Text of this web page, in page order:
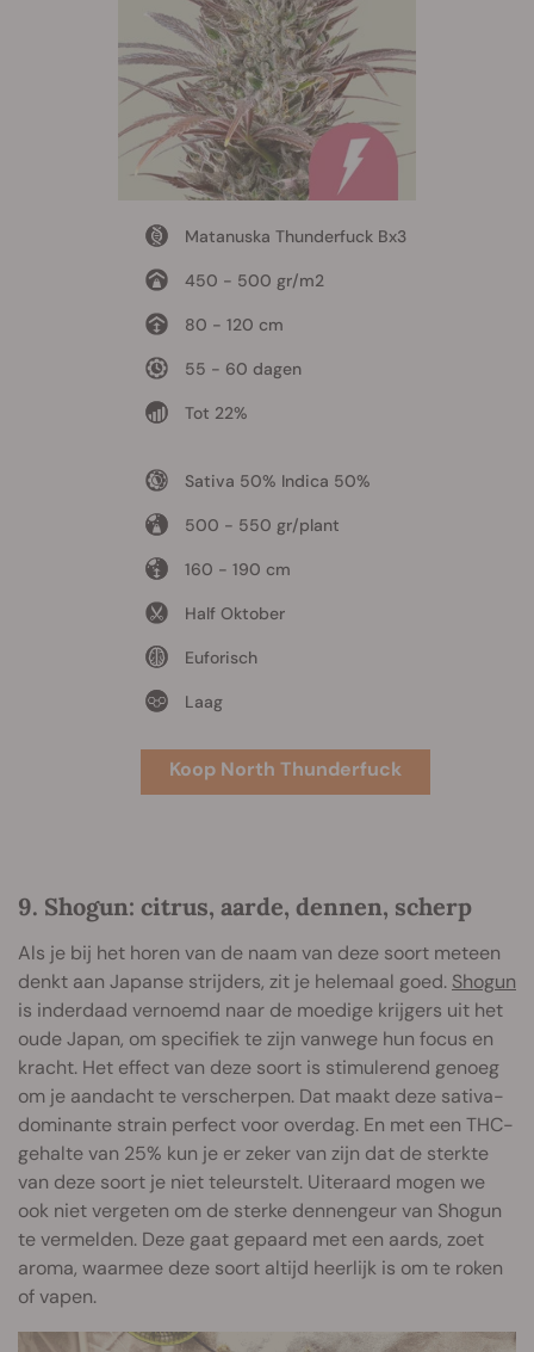
Matanuska Thunderfuck Bx3
450 - 500 gr/m2
80 - 120 cm
55 - 60 dagen
Tot 22%
Sativa 50% Indica 50%
500 - 550 gr/plant
160 - 190 cm
Half Oktober
Euforisch
Laag
Koop North Thunderfuck
9. Shogun: citrus, aarde, dennen, scherp
Als je bij het horen van de naam van deze soort meteen
denkt aan Japanse strijders, zit je helemaal goed. Shogun
is inderdaad vernoemd naar de moedige krijgers uit het
oude Japan, om specifiek te zijn vanwege hun focus en
kracht. Het effect van deze soort is stimulerend genoeg
om je aandacht te verscherpen. Dat maakt deze sativa-
dominante strain perfect voor overdag. En met een THC-
gehalte van 25% kun je er zeker van zijn dat de sterkte
van deze soort je niet teleurstelt. Uiteraard mogen we
ook niet vergeten om de sterke dennengeur van Shogun
te vermelden. Deze gaat gepaard met een aards, zoet
aroma, waarmee deze soort altijd heerlijk is om te roken
of vapen.